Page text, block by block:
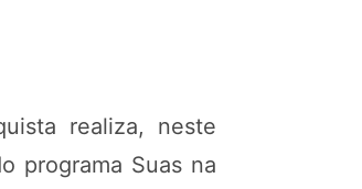
realiza, neste
programa Suas na